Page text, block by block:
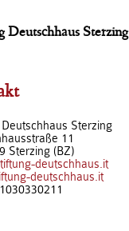
Deutschhaus Sterzing
Sterzing
11
Sterzing (BZ)
deutschhaus.it
deutschhaus.it